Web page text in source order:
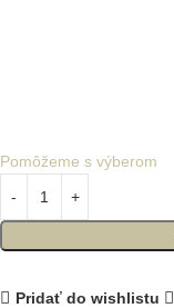
Pomôžeme s výberom
Pridať do wishlistu